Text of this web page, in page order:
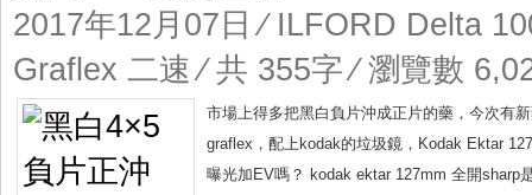
2017年12月07日 ⁄ ILFORD Delta
Graflex 二速⁄ 共 355字 ⁄ 瀏覽數
市場上得多把黑白負片沖成正片的藥，今次有
graflex，配上kodak的垃圾鏡，Kodak Ektar
曝光加EV嗎？ kodak ektar 127mm 全開sharp